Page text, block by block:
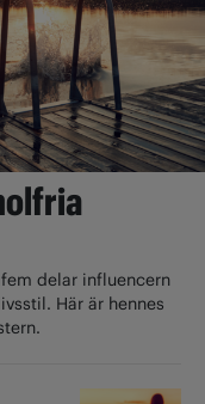
delar influencern
Här är hennes